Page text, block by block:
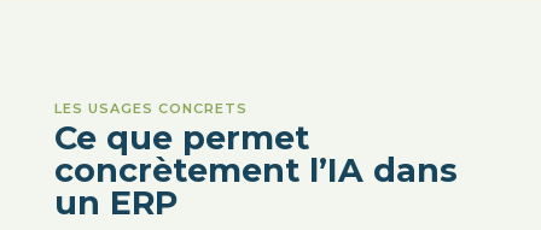
LES USAGES CONCRETS
Ce que permet
concrètement l’IA dans
un ERP